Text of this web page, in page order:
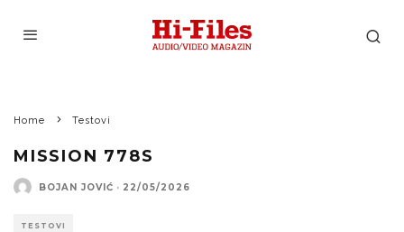
Home Testovi
MISSION 778S
BOJAN JOVIĆ · 22/05/2026
TESTOVI